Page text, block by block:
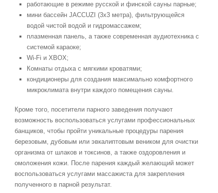
работающие в режиме русской и финской сауны парные;
мини бассейн JACCUZI (3x3 метра), фильтрующейся
водой чистой водой и гидромассажем;
плазменная панель, а также современная аудиотехника с
системой караоке;
Wi-Fi и XBOX;
Комнаты отдыха с мягкими кроватями;
кондиционеры для создания максимально комфортного
микроклимата внутри каждого помещения сауны.
Кроме того, посетители парного заведения получают
возможность воспользоваться услугами профессиональных
банщиков, чтобы пройти уникальные процедуры парения
березовым, дубовым или эвкалиптовым веником для очистки
организма от шлаков и токсинов, а также оздоровления и
омоложения кожи. После парения каждый желающий может
воспользоваться услугами массажиста для закрепления
полученного в парной результат.